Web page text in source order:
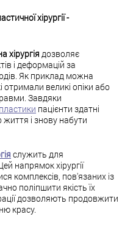
хірургії -
хірургія дозволяє
і деформацій за
Як приклад можна
отримали великі опіки або
Завдяки
пластики пацієнти здатні
і знову набути
служить для
напрямок хірургії
комплексів, пов'язаних із
поліпшити якість їх
дозволяють продовжити
красу.